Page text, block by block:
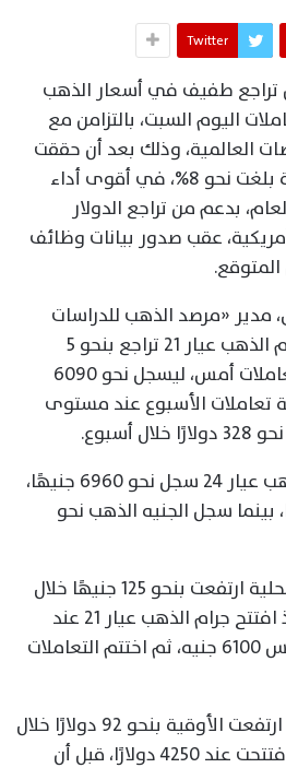
Twitter
طفيف في أسعار الذهب
اليوم السبت، بالتزامن مع
العالمية، وذلك بعد أن حققت
الأوقية مكاسب أسبوعية بلغت نحو 8%، في أقوى أداء
بدعم من تراجع الدولار
عقب صدور بيانات وظائف
مدير «مرصد الذهب للدراسات
الاقتصادية»، إن سعر جرام الذهب عيار 21 تراجع بنحو 5
جنيهات مقارنة بإغلاق تعاملات أمس، ليسجل نحو 6090
تعاملات الأسبوع عند مستوى
وأضاف أن سعر جرام الذهب عيار 24 سجل نحو 6960 جنيهًا،
5220 جنيهًا، بينما سجل الجنيه الذهب نحو
وأشار إلى أن السوق المحلية ارتفعت بنحو 125 جنيهًا خلال
تعاملات أمس الجمعة، إذ افتتح جرام الذهب عيار 21 عند
5970 جنيهًا، قبل أن يلامس 6100 جنيه، ثم اختتم التعاملات
وفي الأسواق العالمية، ارتفعت الأوقية بنحو 92 دولارًا خلال
تعاملات الجمعة، بعدما افتتحت عند 4250 دولارًا، قبل أن